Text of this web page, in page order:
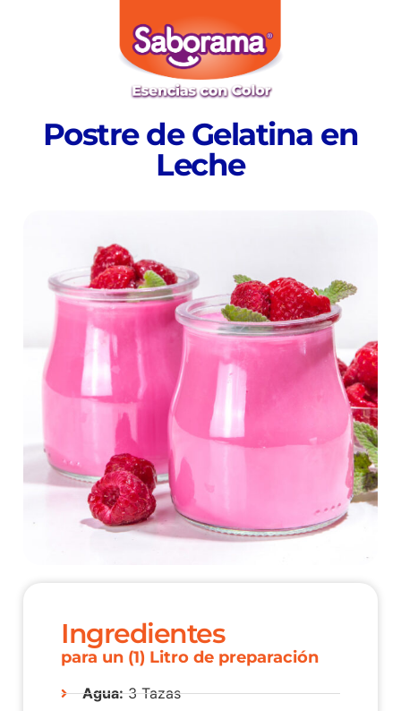
Postre de Gelatina en
Leche
Ingredientes
para un (1) Litro de preparación
Agua:3 Tazas